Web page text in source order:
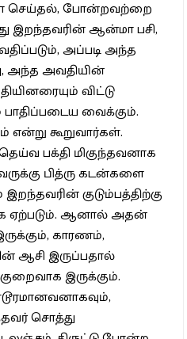
செய்தல், போன்றவற்றை
இறந்தவரின் ஆன்மா பசி,
அப்படி அந்த
அந்த அவதியின்
விட்டு
வைக்கும்.
கூறுவார்கள்.
பக்தி மிகுந்தவனாக
பித்ரு கடன்களை
குடும்பத்திற்கு
ஏற்படும். ஆனால் அதன்
காரணம்,
ஆசி இருப்பதால்
இருக்கும்.
சொத்து